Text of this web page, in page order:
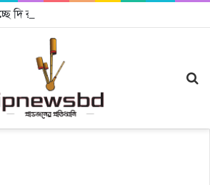
দি রাবুগার নতুন গান ‘Baljanggi’